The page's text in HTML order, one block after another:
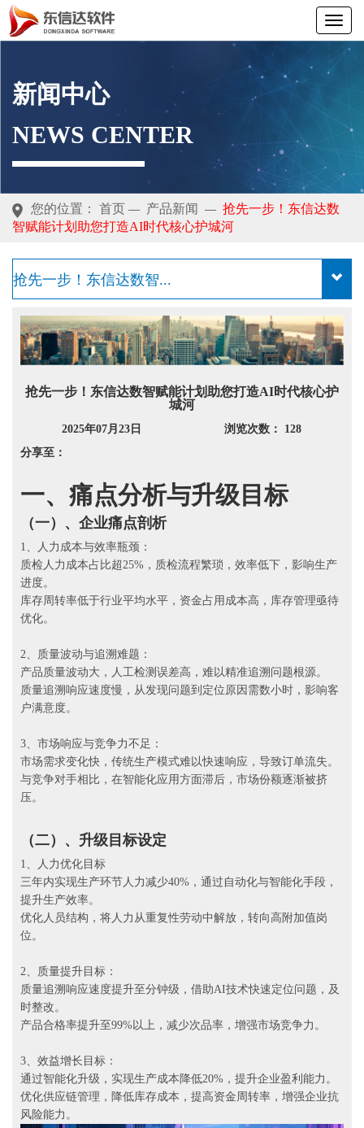
新闻中心
NEWS CENTER
您的位置： 首页 — 产品新闻 — 抢先一步！东信达数
智赋能计划助您打造AI时代核心护城河
抢先一步！东信达数智...
抢先一步！东信达数智赋能计划助您打造AI时代核心护
城河
2025年07月23日
浏览次数： 128
分享至：
一、 痛点分析与升级目标
（一）、企业痛点剖析
1、人力成本与效率瓶颈：
质检人力成本占比超25%，质检流程繁琐，效率低下，影响生产
进度。
库存周转率低于行业平均水平，资金占用成本高，库存管理亟待
优化。
2、质量波动与追溯难题：
产品质量波动大，人工检测误差高，难以精准追溯问题根源。
质量追溯响应速度慢，从发现问题到定位原因需数小时，影响客
户满意度。
3、市场响应与竞争力不足：
市场需求变化快，传统生产模式难以快速响应，导致订单流失。
与竞争对手相比，在智能化应用方面滞后，市场份额逐渐被挤
压。
（二）、升级目标设定
1、人力优化目标
三年内实现生产环节人力减少40%，通过自动化与智能化手段，
提升生产效率。
优化人员结构，将人力从重复性劳动中解放，转向高附加值岗
位。
2、质量提升目标：
质量追溯响应速度提升至分钟级，借助AI技术快速定位问题，及
时整改。
产品合格率提升至99%以上，减少次品率，增强市场竞争力。
3、效益增长目标：
通过智能化升级，实现生产成本降低20%，提升企业盈利能力。
优化供应链管理，降低库存成本，提高资金周转率，增强企业抗
风险能力。